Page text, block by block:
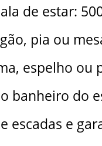
de estar:
pia ou
espelho
banheiro do
escadas e